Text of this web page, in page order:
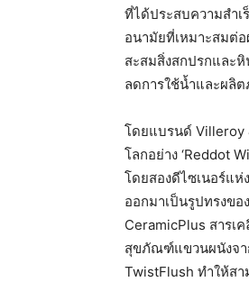
ที่ได้ประสบความสำ
อนามัยที่เหมาะสมต่
สะสมสิ่งสกปรกและหิ
ลดการใช้น้ำและผลิ
โดยแบรนด์ Villeroy
โลกอย่าง ‘Reddot
โดยสองดีไซเนอร์แห่
ออกมาเป็นรูปทรงขอ
CeramicPlus สารเ
สุขภัณฑ์แขวนผนังจา
TwistFlush ทำให้ส